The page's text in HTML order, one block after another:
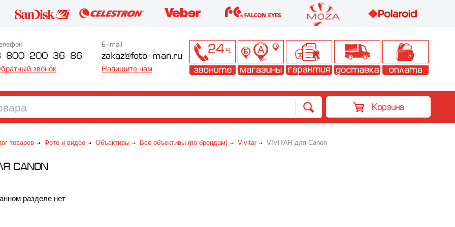
800-200-36-86
звонок
E-mail
zakaz@foto-man.ru
Напишите нам
Корзина
товаров Фото и видео Объективы Все объективы (по брендам) Vivitar VIVITAR для Canon
CANON
разделе нет